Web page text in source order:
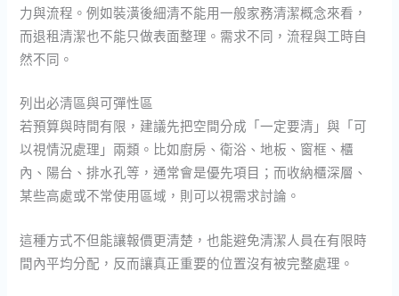
力與流程。例如裝潢後細清不能用一般家務清潔概念來看，
而退租清潔也不能只做表面整理。需求不同，流程與工時自
然不同。
列出必清區與可彈性區
若預算與時間有限，建議先把空間分成「一定要清」與「可
以視情況處理」兩類。比如廚房、衛浴、地板、窗框、櫃
內、陽台、排水孔等，通常會是優先項目；而收納櫃深層、
某些高處或不常使用區域，則可以視需求討論。
這種方式不但能讓報價更清楚，也能避免清潔人員在有限時
間內平均分配，反而讓真正重要的位置沒有被完整處理。